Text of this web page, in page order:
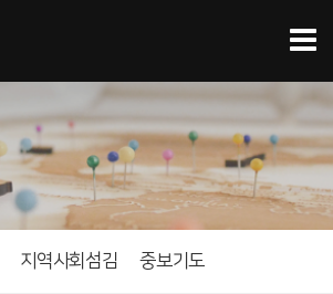
지역사회섬김 중보기도